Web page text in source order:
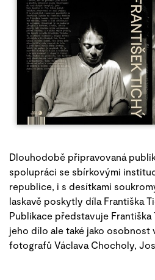
Dlouhodobě připravovaná
spolupráci se sbírkovými
republice, i s desítkami
laskavě poskytly díla Františka
Publikace představuje Františka
jeho dílo ale také jako osobnost
fotografů Václava Chocholy,